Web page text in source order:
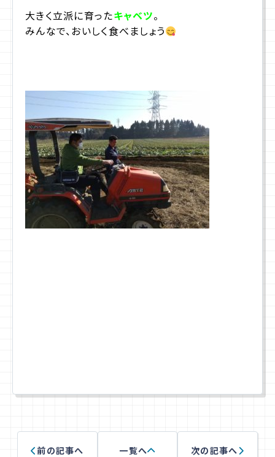
大きく立派に育ったキャベツ。
みんなで、おいしく食べましょう
前の記事へ 一覧へ 次の記事へ